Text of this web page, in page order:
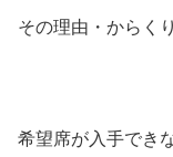
その理由・からく
希望席が入手でき